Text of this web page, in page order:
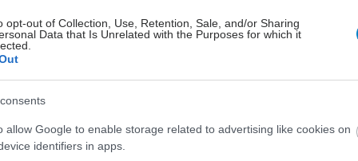
opt-out of Collection, Use, Retention, Sale, and/or Sharing
Data that Is Unrelated with the Purposes for which it
allow Google to enable storage related to advertising like cookies on
identifiers in apps.
ασθενείς (37,8%).
27 χώρες της ΕΕ, περισσότεροι από τους μισούς
υποβλήθηκαν σε χειρουργική επέμβαση
ήταν εγγεγραμμένοι ως ασθενείς ημερήσιας